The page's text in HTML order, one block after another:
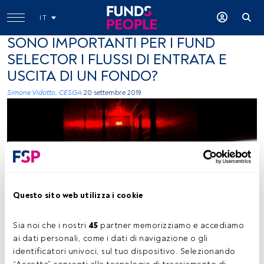
Questo sito web utilizza i cookie
Sia noi che i nostri 45 partner memorizziamo e accediamo
ai dati personali, come i dati di navigazione o gli
identificatori univoci, sul tuo dispositivo. Selezionando
IT
SONO IMPORTANTI PER I FUND
SELECTOR I FLUSSI DI ENTRATA E
USCITA DI UN FONDO?
Simone Vidotto, CESGA 20 settembre 2019
Unsplash
Tempo di lettura: